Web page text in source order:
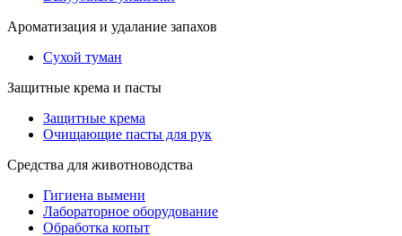
Ароматизация и удалание запахов
Сухой туман
Защитные крема и пасты
Защитные крема
Очищающие пасты для рук
Средства для животноводства
Гигиена вымени
Лабораторное оборудование
Обработка копыт